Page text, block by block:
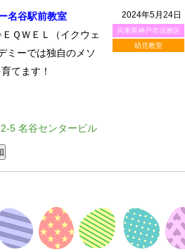
2024年5月24日
兵庫県神戸市須磨区
幼児教室
名谷駅前教室
ＱＷＥＬ（イクウェ
ミーでは独自のメソ
てます！
5 名谷センタービル